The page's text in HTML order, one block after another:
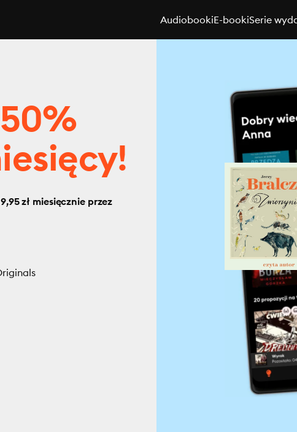
AudiobookiE-bookiSerie
zł miesięcznie przez